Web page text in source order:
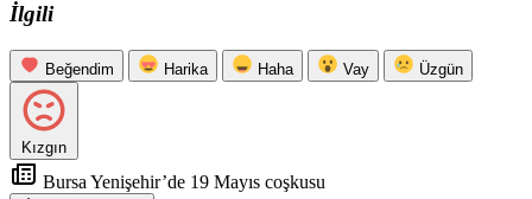
İlgili
Beğendim Harika Haha Vay Üzgün
Kızgın
Bursa Yenişehir’de 19 Mayıs coşkusu